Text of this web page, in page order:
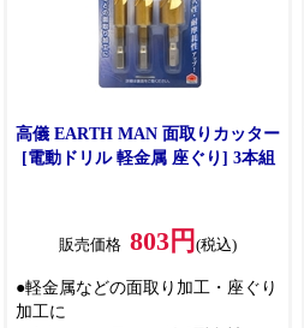
高儀 EARTH MAN 面取りカッター
[電動ドリル 軽金属 座ぐり] 3本組
販売価格 803円 (税込)
●軽金属などの面取り加工・座ぐり
加工に